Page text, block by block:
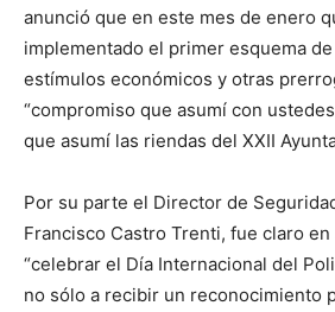
anunció que en este mes de enero
implementado el primer esquema
estímulos económicos y otras
“compromiso que asumí con
que asumí las riendas del XXII
Por su parte el Director de
Francisco Castro Trenti, fue claro en
“celebrar el Día Internacional del
no sólo a recibir un reconocimiento